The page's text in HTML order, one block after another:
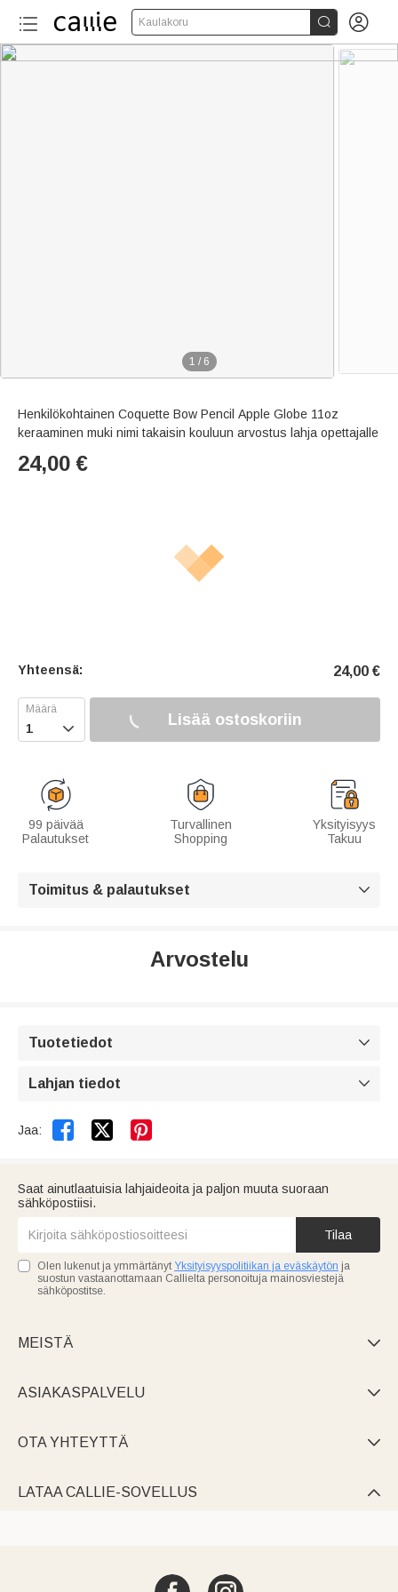
Kaulakoru  
1 / 6
Henkilökohtainen Coquette Bow Pencil Apple Globe 11oz
keraaminen muki nimi takaisin kouluun arvostus lahja opettajalle
24,00 €
Yhteensä: 24,00 €
 Lisää ostoskoriin
99 päivää
Palautukset
Turvallinen
Shopping
Yksityisyys
Takuu
Toimitus & palautukset 
Arvostelu
Tuotetiedot 
Lahjan tiedot 
Jaa:  
Saat ainutlaatuisia lahjaideoita ja paljon muuta suoraan
sähköpostiisi.
Tilaa
Olen lukenut ja ymmärtänyt Yksityisyyspolitiikan ja eväskäytön ja
suostun vastaanottamaan Callielta personoituja mainosviestejä
sähköpostitse.
MEISTÄ 
ASIAKASPALVELU 
OTA YHTEYTTÄ 
LATAA CALLIE-SOVELLUS 